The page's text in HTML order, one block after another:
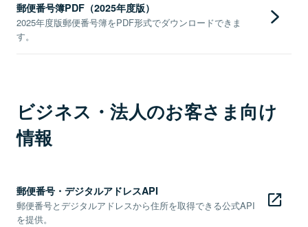
郵便番号簿PDF（2025年度版）
2025年度版郵便番号簿をPDF形式でダウンロードできま
す。
ビジネス・法人のお客さま向け
情報
郵便番号・デジタルアドレスAPI
郵便番号とデジタルアドレスから住所を取得できる公式API
を提供。